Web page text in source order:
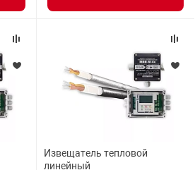
Извещатель тепловой
линейный